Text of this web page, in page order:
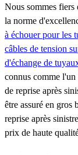
Nous sommes fiers
la norme
à échouer pour les
câbles de tension
d'échange de
connus comme l'un
de reprise après
être assuré en gros
reprise après
prix de haute